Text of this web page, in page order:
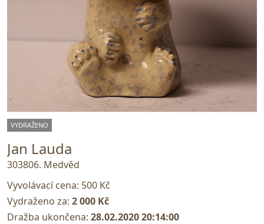
VYDRAŽENO
Jan Lauda
303806. Medvěd
Vyvolávací cena: 500 Kč
Vydraženo za: 2 000 Kč
Dražba ukončena: 28.02.2020 20:14:00